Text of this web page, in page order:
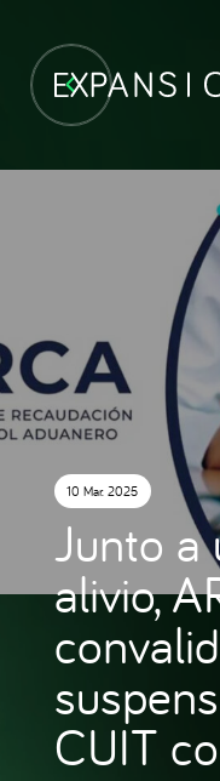
10 Mar. 2025
Junto
alivio,
CUIT